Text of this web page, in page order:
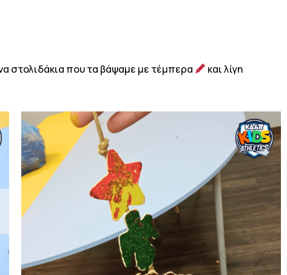
στολιδάκια που τα βάψαμε με τέμπερα
και λίγη